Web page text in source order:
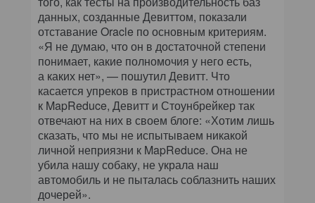
данных, созданные Девиттом, показали
отставание Oracle по основным критериям.
«Я не думаю, что он в достаточной степени
понимает, какие полномочия у него есть,
а каких нет», — пошутил Девитт. Что
касается упреков в пристрастном отношении
к MapReduce, Девитт и Стоунбрейкер так
отвечают на них в своем блоге: «Хотим лишь
сказать, что мы не испытываем никакой
личной неприязни к MapReduce. Она не
убила нашу собаку, не украла наш
автомобиль и не пыталась соблазнить наших
дочерей».